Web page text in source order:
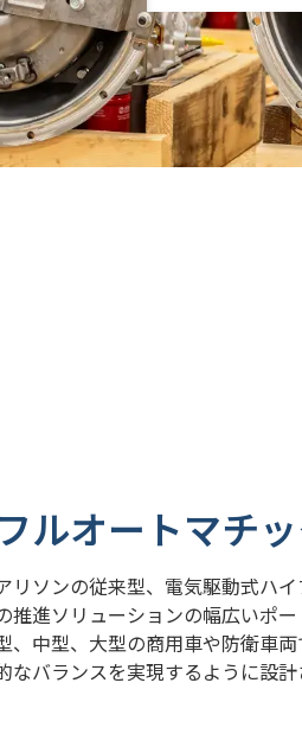
フルオートマチ
リソンの従来型、電気駆動式ハ
推進ソリューションの幅広いポ
、中型、大型の商用車や防衛車
なバランスを実現するように設計